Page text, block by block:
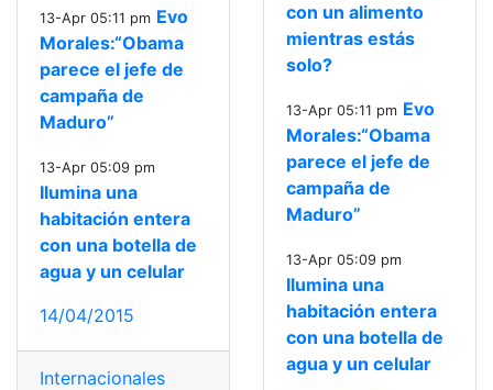
13-Apr 05:11 pm Evo
Morales:“Obama
parece el jefe de
campaña de
Maduro”
13-Apr 05:09 pm
Ilumina una
habitación entera
con una botella de
agua y un celular
14/04/2015
Internacionales
con un alimento
mientras estás
solo?
13-Apr 05:11 pm Evo
Morales:“Obama
parece el jefe de
campaña de
Maduro”
13-Apr 05:09 pm
Ilumina una
habitación entera
con una botella de
agua y un celular